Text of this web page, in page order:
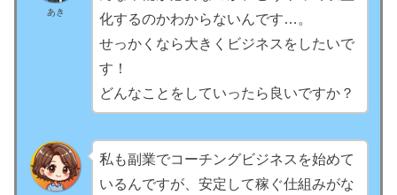
あき
化するのかわからないんです…。
せっかくなら大きくビジネスをしたいで
す！
どんなことをしていったら良いですか？
私も副業でコーチングビジネスを始めて
いるんですが、安定して稼ぐ仕組みがな